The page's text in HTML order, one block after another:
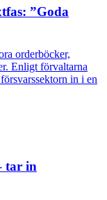
”Goda
orderböcker,
Enligt förvaltarna
in i en
tar in